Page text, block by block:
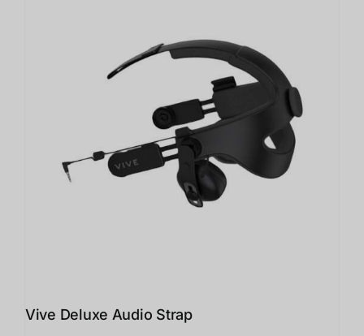
Vive Deluxe Audio Strap